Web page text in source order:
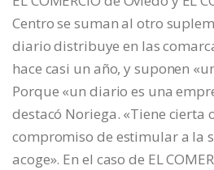
Centro se suman al otro
diario distribuye en las
hace casi un año, y suponen
Porque «un diario es una
destacó Noriega. «Tiene cierta
compromiso de estimular a la
acoge». En el caso de EL